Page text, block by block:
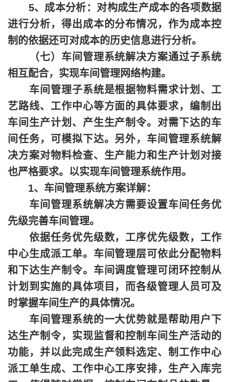
5、成本分析：对构成生产成本的各项数据
进行分析，得出成本的分布情况，作为成本控
制的依据还可对成本的历史信息进行分析。
（七）车间管理系统解决方案通过子系统
相互配合，实现车间管理网络构建。
车间管理子系统是根据物料需求计划、工
艺路线、工作中心等方面的具体要求，编制出
车间生产计划、产生生产制令。对需下达的车
间任务，可模拟下达。另外，车间管理系统解
决方案对物料检查、生产能力和生产计划对接
也严格要求。以实现车间管理系统作用。
1、车间管理系统方案详解：
车间管理系统解决方需要设置车间任务优
先级完善车间管理。
依据任务优先级数，工序优先级数，工作
中心生成派工单。车间管理层可依此分配物料
和下达生产制令。车间调度管理可闭环控制从
计划到实施的具体项目，而各级管理人员可及
时掌握车间生产的具体情况。
车间管理系统的一大优势就是帮助用户下
达生产制令，实现监督和控制车间生产活动的
功能，并以此完成生产领料选定、制工作中心
派工单生成、工作中心工序安排，生产入库完